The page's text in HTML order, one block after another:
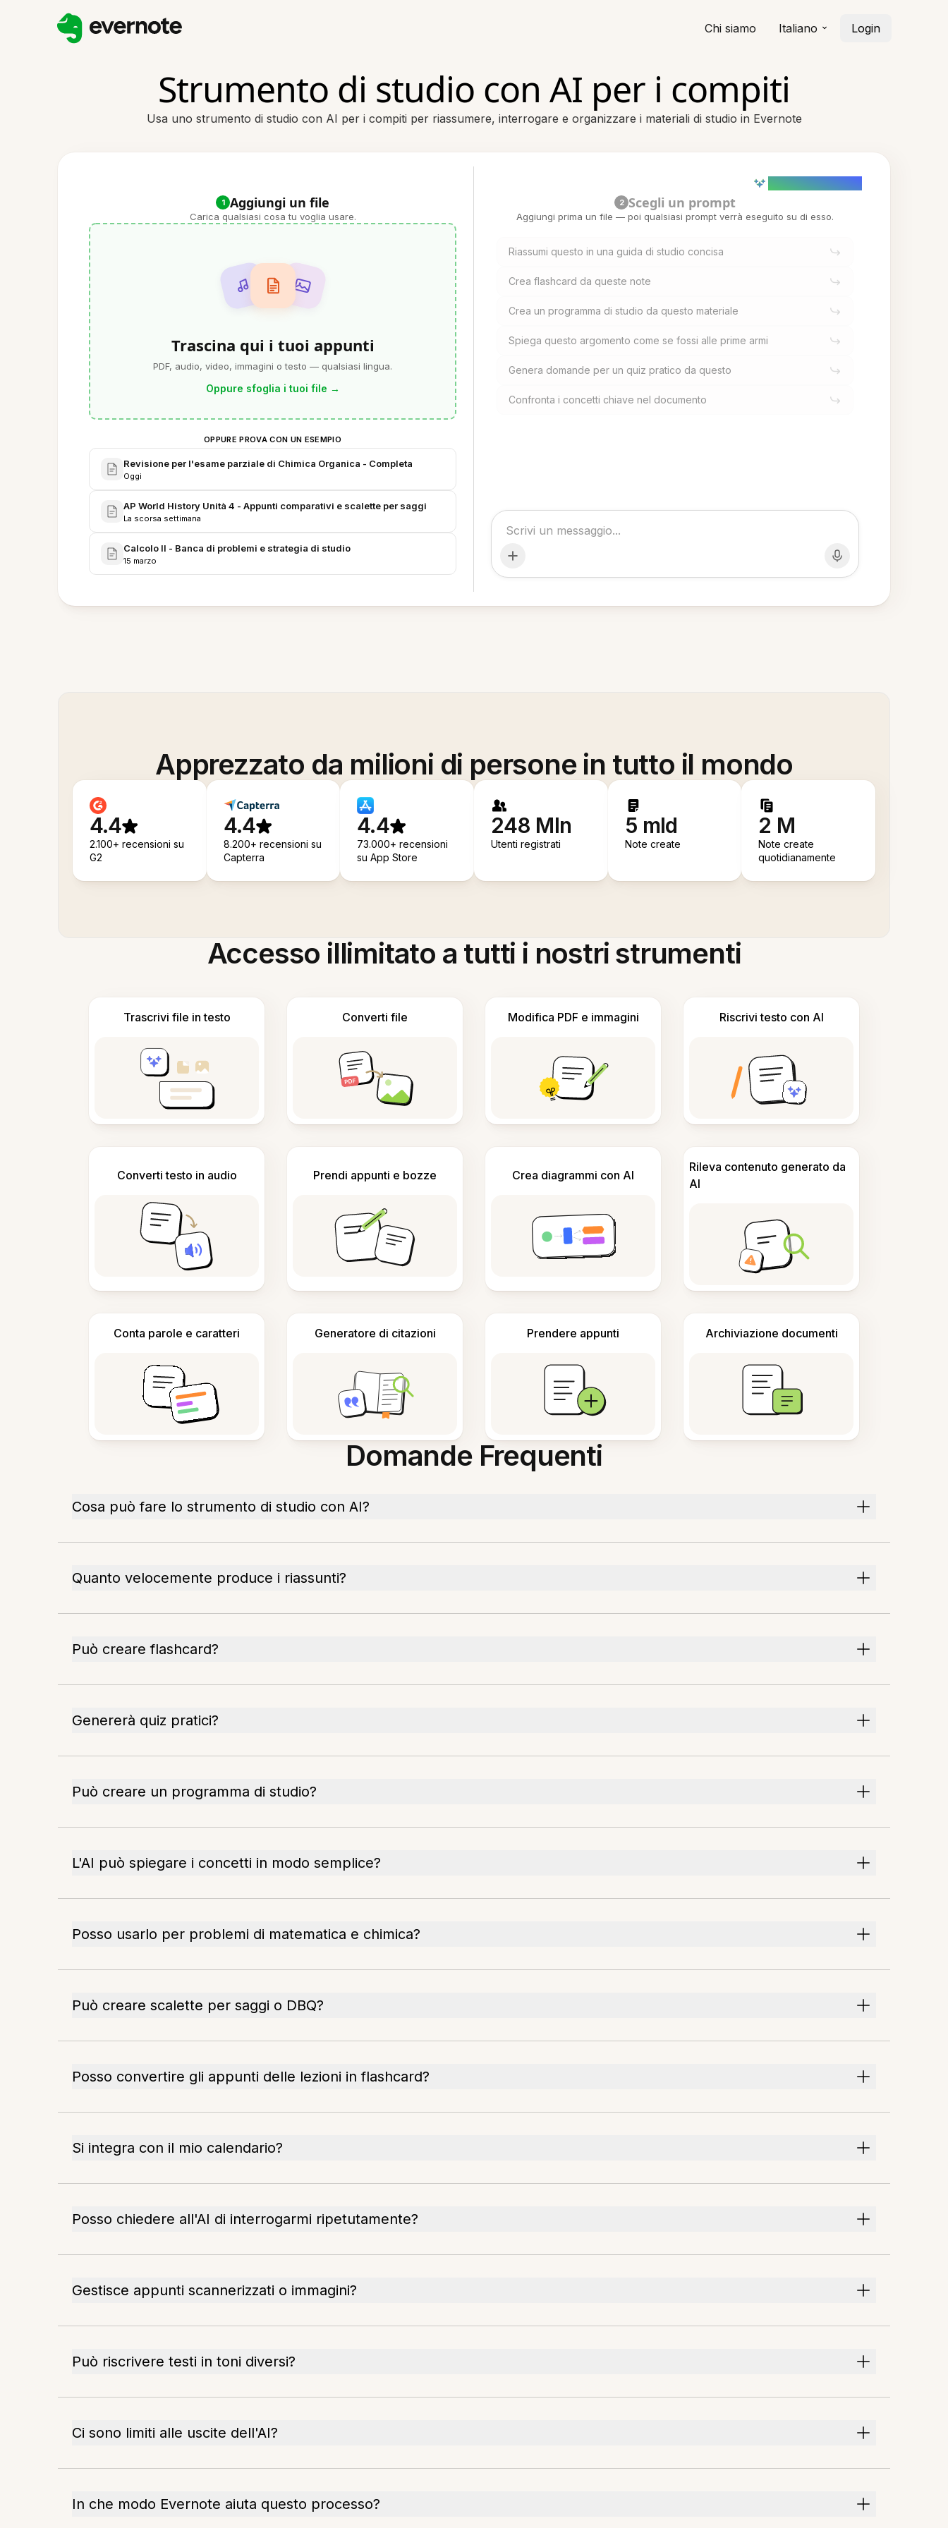
Chi siamo Italiano Login
Strumento di studio con AI per i compiti
Usa uno strumento di studio con AI per i compiti per riassumere, interrogare e organizzare i materiali di studio in Evernote
1 Aggiungi un file
Carica qualsiasi cosa tu voglia usare.
Trascina qui i tuoi appunti
PDF, audio, video, immagini o testo — qualsiasi lingua.
Oppure sfoglia i tuoi file →
OPPURE PROVA CON UN ESEMPIO
Revisione per l'esame parziale di Chimica Organica - Completa
Oggi
AP World History Unità 4 - Appunti comparativi e scalette per saggi
La scorsa settimana
Calcolo II - Banca di problemi e strategia di studio
15 marzo
2 Scegli un prompt
Aggiungi prima un file — poi qualsiasi prompt verrà eseguito su di esso.
Riassumi questo in una guida di studio concisa
Crea flashcard da queste note
Crea un programma di studio da questo materiale
Spiega questo argomento come se fossi alle prime armi
Genera domande per un quiz pratico da questo
Confronta i concetti chiave nel documento
Apprezzato da milioni di persone in tutto il mondo
4.4
2.100+ recensioni su
G2
4.4
8.200+ recensioni su
Capterra
4.4
73.000+ recensioni
su App Store
248 Mln
Utenti registrati
5 mld
Note create
2 M
Note create
quotidianamente
Accesso illimitato a tutti i nostri strumenti
Trascrivi file in testo Converti file Modifica PDF e immagini Riscrivi testo con AI
Converti testo in audio Prendi appunti e bozze Crea diagrammi con AI
Rileva contenuto generato da
AI
Conta parole e caratteri Generatore di citazioni Prendere appunti Archiviazione documenti
Domande Frequenti
Cosa può fare lo strumento di studio con AI?
Quanto velocemente produce i riassunti?
Può creare flashcard?
Genererà quiz pratici?
Può creare un programma di studio?
L'AI può spiegare i concetti in modo semplice?
Posso usarlo per problemi di matematica e chimica?
Può creare scalette per saggi o DBQ?
Posso convertire gli appunti delle lezioni in flashcard?
Si integra con il mio calendario?
Posso chiedere all'AI di interrogarmi ripetutamente?
Gestisce appunti scannerizzati o immagini?
Può riscrivere testi in toni diversi?
Ci sono limiti alle uscite dell'AI?
In che modo Evernote aiuta questo processo?